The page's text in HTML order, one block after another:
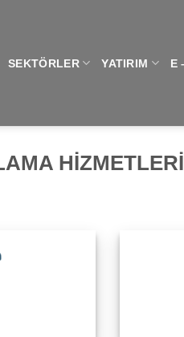
SEKTÖRLER YATIRIM E
HIZMETLERI